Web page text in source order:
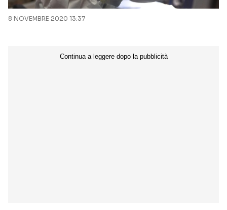
8 NOVEMBRE 2020 13:37